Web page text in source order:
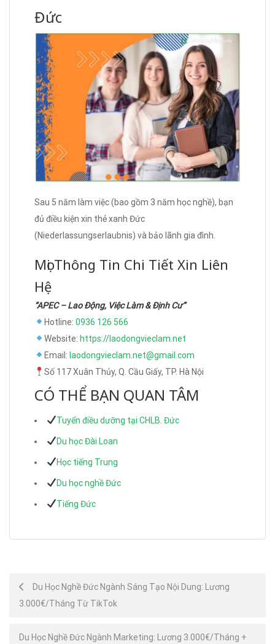
Đức
Sau 5 năm làm việc (bao gồm 3 năm học nghề), bạn
đủ điều kiện xin thẻ xanh Đức
(Niederlassungserlaubnis) và bảo lãnh gia đình.
Mọi Thông Tin Chi Tiết Xin Liên
Hệ
“APEC – Lao Động, Việc Làm & Định Cư”
Hotline: 0936 126 566
Website: https://laodongvieclam.net
Email: laodongvieclam.net@gmail.com
Số 117 Xuân Thủy, Q. Cầu Giấy, TP. Hà Nội
CÓ THỂ BẠN QUAN TÂM
Tuyển điều dưỡng tại CHLB. Đức
Du học Đài Loan
Học tiếng Trung
Du học nghề Đức
Tiếng Đức
Post
navigation
Du Học Nghề Đức Ngành Sáng Tạo Nội Dung: Lương
3.000€/Tháng Từ TikTok
Du Học Nghề Đức Ngành Marketing: Lương 3.000€/Tháng +